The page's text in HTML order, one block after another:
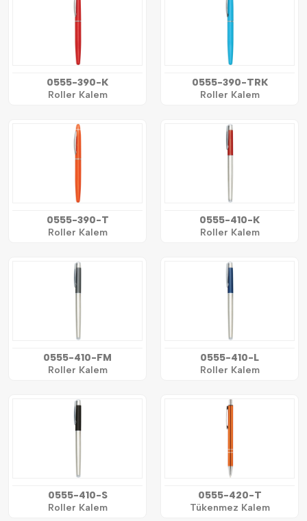
0555-390-K
Roller Kalem
0555-390-TRK
Roller Kalem
0555-390-T
Roller Kalem
0555-410-K
Roller Kalem
0555-410-FM
Roller Kalem
0555-410-L
Roller Kalem
0555-410-S
Roller Kalem
0555-420-T
Tükenmez Kalem